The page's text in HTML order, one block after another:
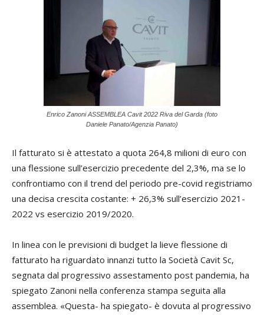
Enrico Zanoni ASSEMBLEA Cavit 2022 Riva del Garda (foto
Daniele Panato/Agenzia Panato)
Il fatturato si è attestato a quota 264,8 milioni di euro con
una flessione sull’esercizio precedente del 2,3%, ma se lo
confrontiamo con il trend del periodo pre-covid registriamo
una decisa crescita costante: + 26,3% sull’esercizio 2021-
2022 vs esercizio 2019/2020.
In linea con le previsioni di budget la lieve flessione di
fatturato ha riguardato innanzi tutto la Società Cavit Sc,
segnata dal progressivo assestamento post pandemia, ha
spiegato Zanoni nella conferenza stampa seguita alla
assemblea. «Questa- ha spiegato- è dovuta al progressivo